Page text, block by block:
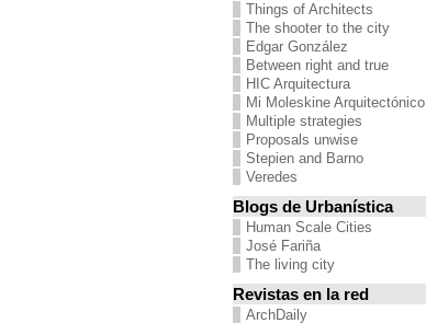
Things of Architects
The shooter to the city
Edgar González
Between right and true
HIC Arquitectura
Mi Moleskine Arquitectónico
Multiple strategies
Proposals unwise
Stepien and Barno
Veredes
Blogs de Urbanística
Human Scale Cities
José Fariña
The living city
Revistas en la red
ArchDaily